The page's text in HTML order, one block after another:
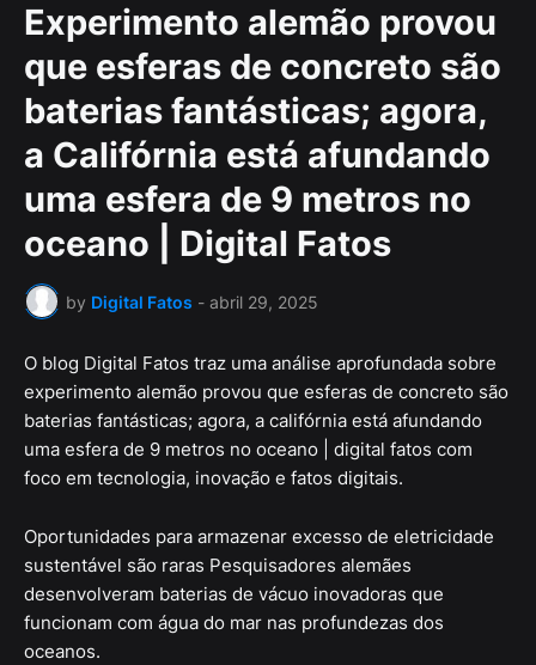
Experimento alemão provou
que esferas de concreto são
baterias fantásticas; agora,
a Califórnia está afundando
uma esfera de 9 metros no
oceano | Digital Fatos
by Digital Fatos - abril 29, 2025
O blog Digital Fatos traz uma análise aprofundada sobre
experimento alemão provou que esferas de concreto são
baterias fantásticas; agora, a califórnia está afundando
uma esfera de 9 metros no oceano | digital fatos com
foco em tecnologia, inovação e fatos digitais.
Oportunidades para armazenar excesso de eletricidade
sustentável são raras Pesquisadores alemães
desenvolveram baterias de vácuo inovadoras que
funcionam com água do mar nas profundezas dos
oceanos.